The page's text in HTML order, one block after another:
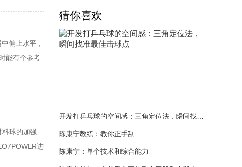
偏上水平，
能有个参考
10几块。
料球的加强
进
猜你喜欢
陈康宁教练：教你正手刮
陈康宁：单个技术和综合能力